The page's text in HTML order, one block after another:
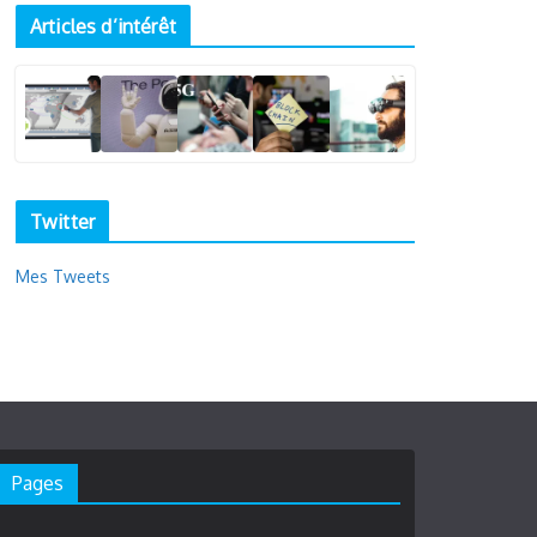
Articles d’intérêt
Twitter
Mes Tweets
Pages